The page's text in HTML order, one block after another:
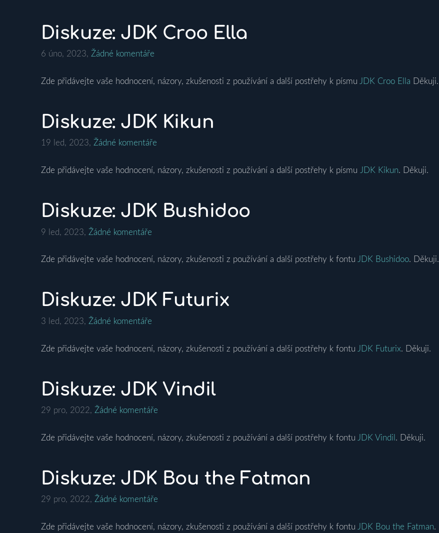
Diskuze: JDK Croo Ella
6 úno, 2023, Žádné komentáře
Zde přidávejte vaše hodnocení, názory, zkušenosti z používání a další postřehy k písmu JDK Croo Ella Děkuji.
Diskuze: JDK Kikun
19 led, 2023, Žádné komentáře
Zde přidávejte vaše hodnocení, názory, zkušenosti z používání a další postřehy k písmu JDK Kikun. Děkuji.
Diskuze: JDK Bushidoo
9 led, 2023, Žádné komentáře
Zde přidávejte vaše hodnocení, názory, zkušenosti z používání a další postřehy k fontu JDK Bushidoo. Děkuji.
Diskuze: JDK Futurix
3 led, 2023, Žádné komentáře
Zde přidávejte vaše hodnocení, názory, zkušenosti z používání a další postřehy k fontu JDK Futurix. Děkuji.
Diskuze: JDK Vindil
29 pro, 2022, Žádné komentáře
Zde přidávejte vaše hodnocení, názory, zkušenosti z používání a další postřehy k fontu JDK Vindil. Děkuji.
Diskuze: JDK Bou the Fatman
29 pro, 2022, Žádné komentáře
Zde přidávejte vaše hodnocení, názory, zkušenosti z používání a další postřehy k fontu JDK Bou the Fatman.